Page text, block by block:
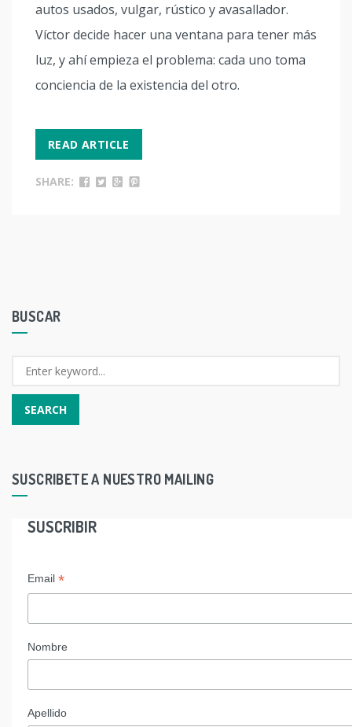
autos usados, vulgar, rústico y avasallador.
Víctor decide hacer una ventana para tener más
luz, y ahí empieza el problema: cada uno toma
conciencia de la existencia del otro.
READ ARTICLE
SHARE:
BUSCAR
SUSCRIBETE A NUESTRO MAILING
SUSCRIBIR
Email *
Nombre
Apellido